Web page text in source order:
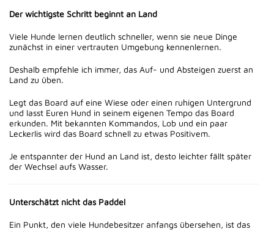
Der wichtigste Schritt beginnt an Land
Viele Hunde lernen deutlich schneller, wenn sie neue Dinge
zunächst in einer vertrauten Umgebung kennenlernen.
Deshalb empfehle ich immer, das Auf- und Absteigen zuerst an
Land zu üben.
Legt das Board auf eine Wiese oder einen ruhigen Untergrund
und lasst Euren Hund in seinem eigenen Tempo das Board
erkunden. Mit bekannten Kommandos, Lob und ein paar
Leckerlis wird das Board schnell zu etwas Positivem.
Je entspannter der Hund an Land ist, desto leichter fällt später
der Wechsel aufs Wasser.
Unterschätzt nicht das Paddel
Ein Punkt, den viele Hundebesitzer anfangs übersehen, ist das